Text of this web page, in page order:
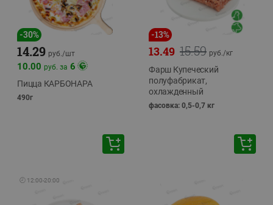
-30%
14.29 руб./шт
10.00 руб. за 6
Пицца КАРБОНАРА
490г
-13%
15.59
13.49 руб./кг
Фарш Купеческий
полуфабрикат,
охлажденный
фасовка: 0,5-0,7 кг
🕘 12:00-20:00